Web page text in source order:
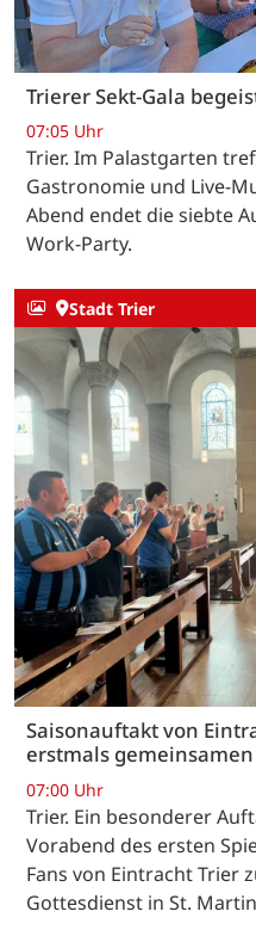
Trierer Sekt-Gala
07:05 Uhr
Trier. Im Palastgarten
Gastronomie und Live-
Abend endet die siebte
Work-Party.
Stadt Trier
Saisonauftakt von
erstmals
07:00 Uhr
Trier. Ein besonderer
Vorabend des ersten
Fans von Eintracht Trier
Gottesdienst in St.